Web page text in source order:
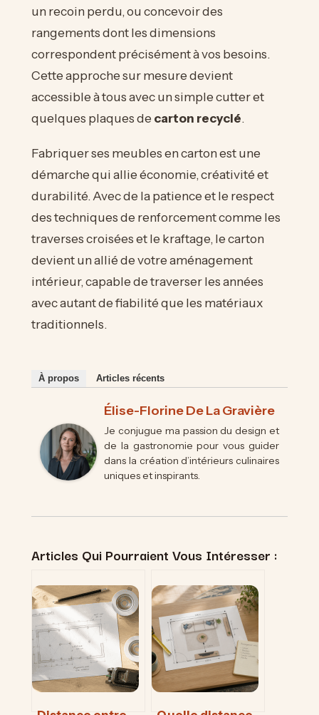
un recoin perdu, ou concevoir des
rangements dont les dimensions
correspondent précisément à vos besoins.
Cette approche sur mesure devient
accessible à tous avec un simple cutter et
quelques plaques de carton recyclé.
Fabriquer ses meubles en carton est une
démarche qui allie économie, créativité et
durabilité. Avec de la patience et le respect
des techniques de renforcement comme les
traverses croisées et le kraftage, le carton
devient un allié de votre aménagement
intérieur, capable de traverser les années
avec autant de fiabilité que les matériaux
traditionnels.
À propos Articles récents
Élise-Florine De La Gravière
Je conjugue ma passion du design et
de la gastronomie pour vous guider
dans la création d’intérieurs culinaires
uniques et inspirants.
Articles Qui Pourraient Vous Intéresser :